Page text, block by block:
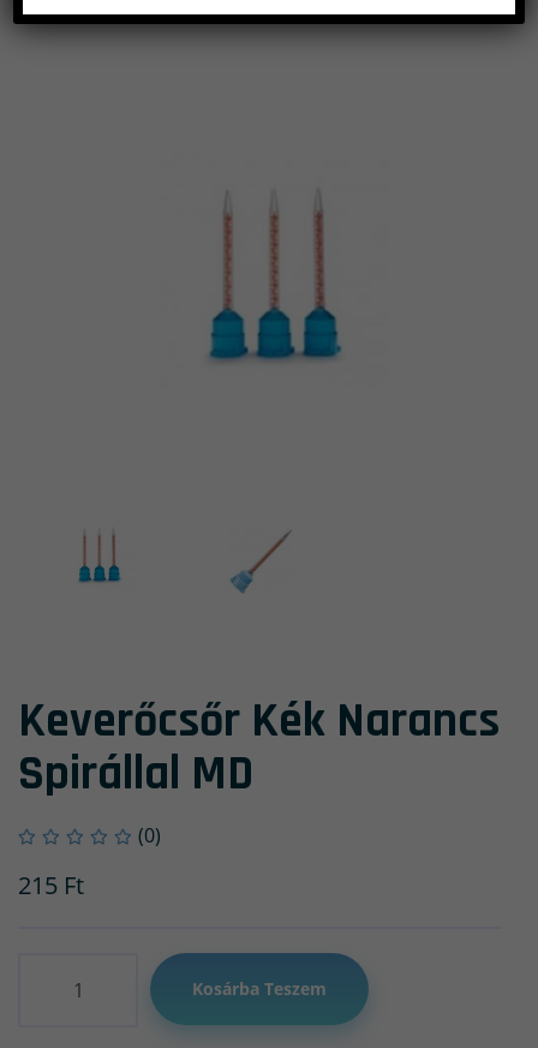
Keverőcsőr Kék Narancs
Spirállal MD
(0)
215 Ft
Kosárba Teszem